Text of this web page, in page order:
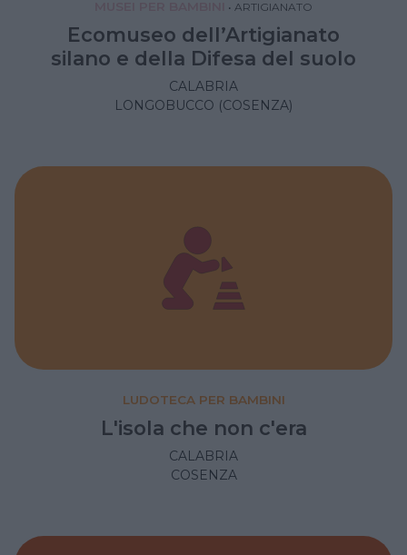
• ARTIGIANATO
Ecomuseo dell’Artigianato
silano e della Difesa del suolo
CALABRIA
LONGOBUCCO (COSENZA)
LUDOTECA PER BAMBINI
L'isola che non c'era
CALABRIA
COSENZA